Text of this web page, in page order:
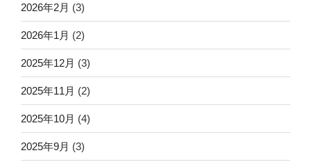
2026年2月 (3)
2026年1月 (2)
2025年12月 (3)
2025年11月 (2)
2025年10月 (4)
2025年9月 (3)